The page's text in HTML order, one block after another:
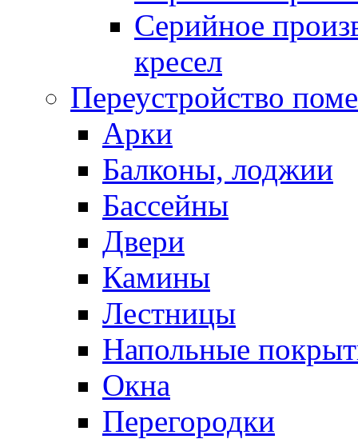
Серийное
кресел
Переустройство
Арки
Балконы, лоджии
Бассейны
Двери
Камины
Лестницы
Напольные
Окна
Перегородки